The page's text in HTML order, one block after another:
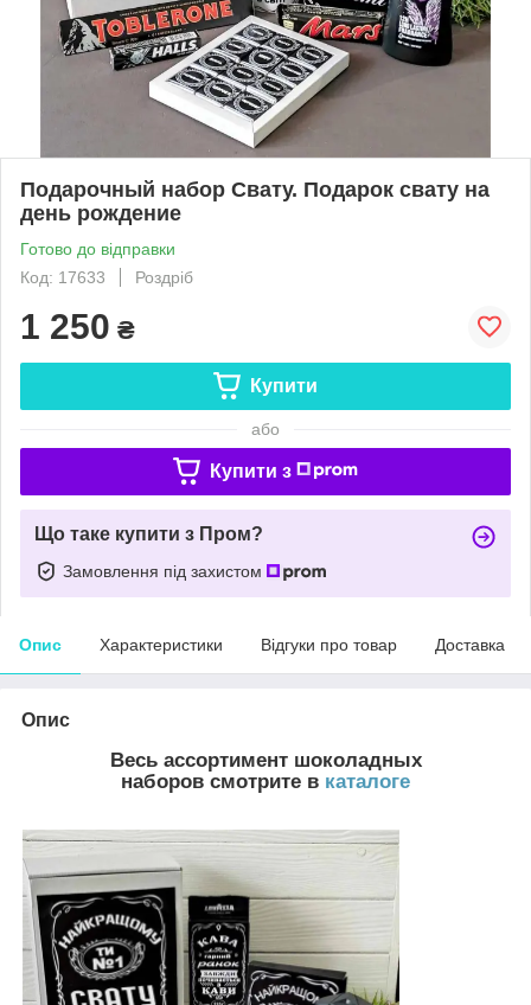
Подарочный набор Свату. Подарок свату на
день рождение
Готово до відправки
Код: 17633
Роздріб
1 250 ₴
Купити
або
Купити з
Що таке купити з Пром?
Замовлення під захистом
Опис Характеристики Відгуки про товар Доставка
Опис
Весь ассортимент шоколадных
наборов смотрите в каталоге